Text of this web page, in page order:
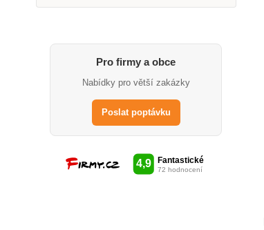
Pro firmy a obce
Nabídky pro větší zakázky
Poslat poptávku